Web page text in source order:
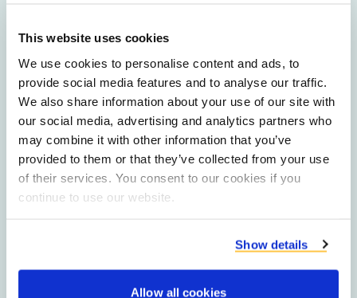
This website uses cookies
We use cookies to personalise content and ads, to
provide social media features and to analyse our traffic.
We also share information about your use of our site with
our social media, advertising and analytics partners who
may combine it with other information that you’ve
provided to them or that they’ve collected from your use
of their services. You consent to our cookies if you
continue to use our website.
Show details
Allow all cookies
folgenden Zielen für nachhaltige Entwicklung
bei:
SDG 2
SDG 6